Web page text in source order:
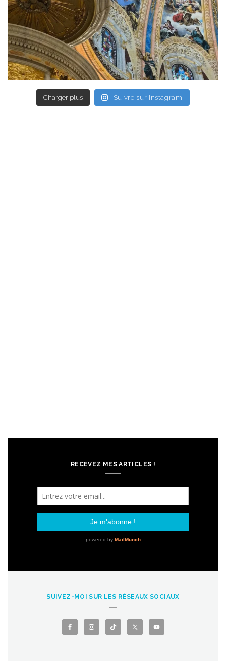
Charger plus Suivre sur Instagram
RECEVEZ MES ARTICLES !
SUIVEZ-MOI SUR LES RÉSEAUX SOCIAUX